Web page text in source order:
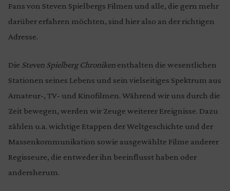
Fans von Steven Spielbergs Filmen und alle, die gern mehr
darüber erfahren möchten, sind hier also an der richtigen
Adresse.
Die Steven Spielberg Chroniken enthalten die wesentlichen
Stationen seines Lebens und sein vielseitiges Spektrum aus
Amateur-, TV- und Kinofilmen. Während wir uns durch die
Zeit bewegen, werden wir Zeuge weiterer Ereignisse. Dazu
zählen u.a. wichtige Etappen der Weltgeschichte und der
Massenkommunikation sowie ausgewählte Filme anderer
Regisseure, die entweder ihn beeinflusst haben oder
andersherum.